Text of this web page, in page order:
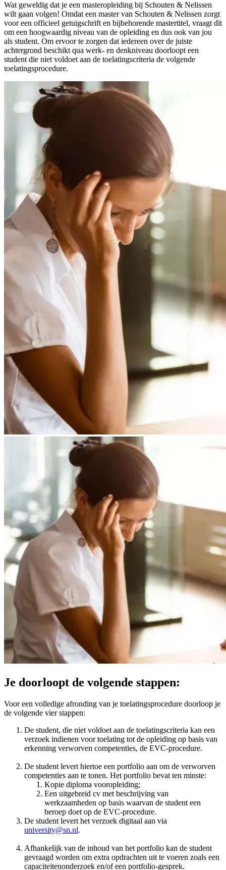
Wat geweldig dat je een masteropleiding bij Schouten & Nelissen
wilt gaan volgen! Omdat een master van Schouten & Nelissen zorgt
voor een officieel getuigschrift en bijbehorende mastertitel, vraagt dit
om een hoogwaardig niveau van de opleiding en dus ook van jou
als student. Om ervoor te zorgen dat iedereen over de juiste
achtergrond beschikt qua werk- en denkniveau doorloopt een
student die niet voldoet aan de toelatingscriteria de volgende
toelatingsprocedure.
Je doorloopt de volgende stappen:
Voor een volledige afronding van je toelatingsprocedure doorloop je
de volgende vier stappen:
De student, die niet voldoet aan de toelatingscriteria kan een
verzoek indienen voor toelating tot de opleiding op basis van
erkenning verworven competenties, de EVC-procedure.
De student levert hiertoe een portfolio aan om de verworven
competenties aan te tonen. Het portfolio bevat ten minste:
Kopie diploma vooropleiding;
Een uitgebreid cv met beschrijving van
werkzaamheden op basis waarvan de student een
beroep doet op de EVC-procedure.
De student levert het verzoek digitaal aan via
university@sn.nl.
Afhankelijk van de inhoud van het portfolio kan de student
gevraagd worden om extra opdrachten uit te voeren zoals een
capaciteitenonderzoek en/of een portfolio-gesprek.